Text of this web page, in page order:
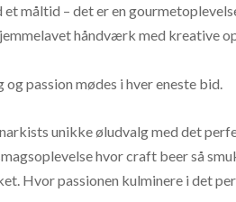
måltid – det er en
håndværk med kreative
passion mødes i hver eneste bid.
unikke øludvalg med det
hvor craft beer så
Hvor passionen kulminere i det